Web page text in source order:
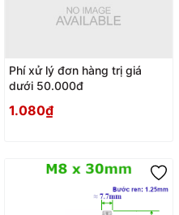
Phí xử lý đơn hàng trị giá
dưới 50.000đ
1.080₫